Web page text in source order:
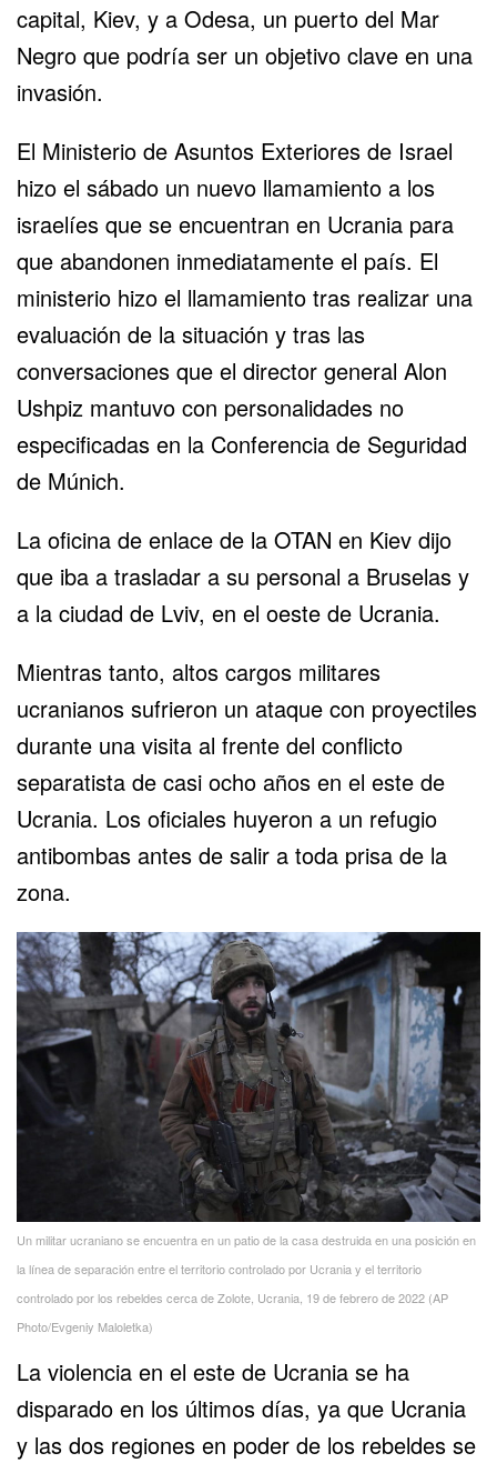
capital, Kiev, y a Odesa, un puerto del Mar
Negro que podría ser un objetivo clave en una
invasión.
El Ministerio de Asuntos Exteriores de Israel
hizo el sábado un nuevo llamamiento a los
israelíes que se encuentran en Ucrania para
que abandonen inmediatamente el país. El
ministerio hizo el llamamiento tras realizar una
evaluación de la situación y tras las
conversaciones que el director general Alon
Ushpiz mantuvo con personalidades no
especificadas en la Conferencia de Seguridad
de Múnich.
La oficina de enlace de la OTAN en Kiev dijo
que iba a trasladar a su personal a Bruselas y
a la ciudad de Lviv, en el oeste de Ucrania.
Mientras tanto, altos cargos militares
ucranianos sufrieron un ataque con proyectiles
durante una visita al frente del conflicto
separatista de casi ocho años en el este de
Ucrania. Los oficiales huyeron a un refugio
antibombas antes de salir a toda prisa de la
zona.
Un militar ucraniano se encuentra en un patio de la casa destruida en una posición en
la línea de separación entre el territorio controlado por Ucrania y el territorio
controlado por los rebeldes cerca de Zolote, Ucrania, 19 de febrero de 2022 (AP
Photo/Evgeniy Maloletka)
La violencia en el este de Ucrania se ha
disparado en los últimos días, ya que Ucrania
y las dos regiones en poder de los rebeldes se